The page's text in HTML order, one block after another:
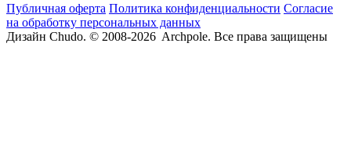
Публичная оферта Политика конфиденциальности Согласие
на обработку персональных данных
Дизайн Chudo. © 2008-2026 Archpole. Все права защищены